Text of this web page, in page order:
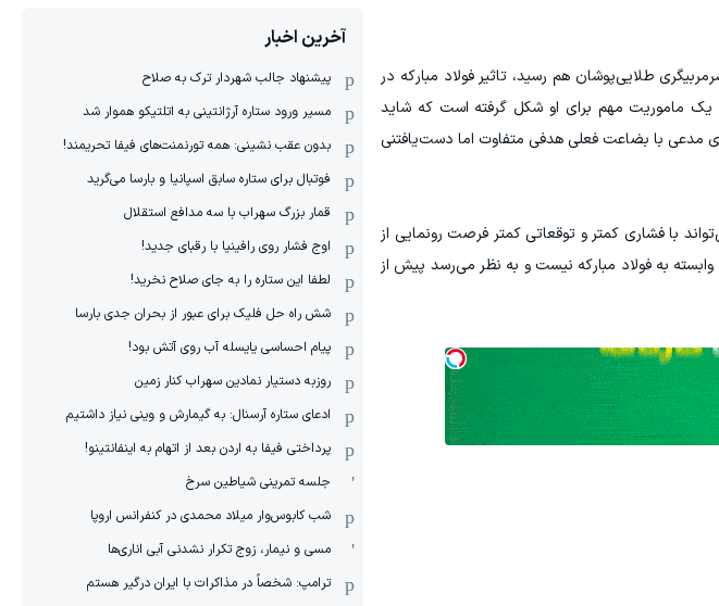
طلایی‌پوشان هم رسید، تاثیر فولاد مبارکه در
یک ماموریت مهم برای او شکل گرفته است که شاید
مدعی با بضاعت فعلی هدفی متفاوت اما دست‌یافتنی
با فشاری کمتر و توقعاتی کمتر فرصت رونمایی از
به فولاد مبارکه نیست و به نظر می‌رسد پیش از
آخرین اخبار
پیشنهاد جالب شهردار ترک به صلاح
مسیر ورود ستاره آرژانتینی به اتلتیکو هموار شد
بدون عقب نشینی: همه تورنمنت‌های فیفا تحریمند!
فوتبال برای ستاره سابق اسپانیا و بارسا می‌گرید
قمار بزرگ سهراب با سه مدافع استقلال
اوج فشار روی رافینیا با رقبای جدید!
لطفا این ستاره را به جای صلاح نخرید!
شش راه حل فلیک برای عبور از بحران جدی بارسا
پیام احساسی یایسله آب روی آتش بود!
روزبه دستیار نمادین سهراب کنار زمین
ادعای ستاره آرسنال: به گیمارش و وینی نیاز داشتیم
پرداختی فیفا به اردن بعد از اتهام به اینفانتینو!
جلسه تمرینی شیاطین سرخ
شب کابوس‌وار میلاد محمدی در کنفرانس اروپا
مسی و نیمار، زوج تکرار نشدنی آبی اناری‌ها
ترامپ: شخصاً در مذاکرات با ایران درگیر هستم